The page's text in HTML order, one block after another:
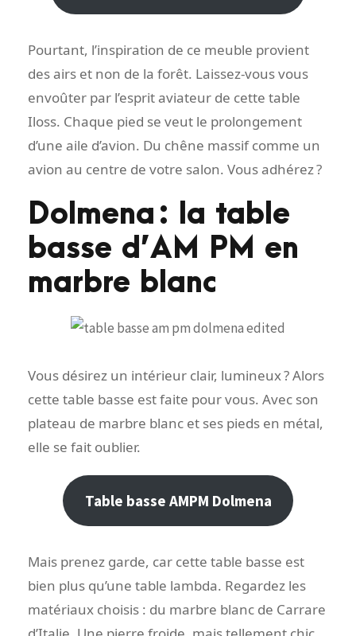
Pourtant, l’inspiration de ce meuble provient
des airs et non de la forêt. Laissez-vous vous
envoûter par l’esprit aviateur de cette table
Iloss. Chaque pied se veut le prolongement
d’une aile d’avion. Du chêne massif comme un
avion au centre de votre salon. Vous adhérez ?
Dolmena : la table
basse d’AM PM en
marbre blanc
Vous désirez un intérieur clair, lumineux ? Alors
cette table basse est faite pour vous. Avec son
plateau de marbre blanc et ses pieds en métal,
elle se fait oublier.
Table basse AMPM Dolmena
Mais prenez garde, car cette table basse est
bien plus qu’une table lambda. Regardez les
matériaux choisis : du marbre blanc de Carrare